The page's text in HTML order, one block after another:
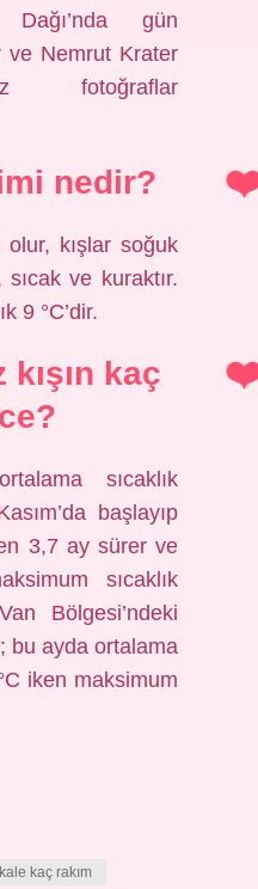
gün
ve Nemrut Krater
fotoğraflar
nedir?
olur, kışlar soğuk
ve kuraktır.
9 °C’dir.
kaç
sıcaklık
başlayıp
3,7 ay sürer ve
sıcaklık
Bölgesi’ndeki
bu ayda ortalama
iken maksimum
kaç rakım